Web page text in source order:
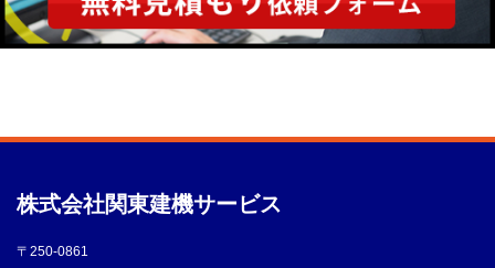
株式会社関東建機サービス
〒250-0861